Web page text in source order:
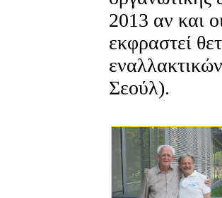
2013 αν και
εκφραστεί
Σεούλ).